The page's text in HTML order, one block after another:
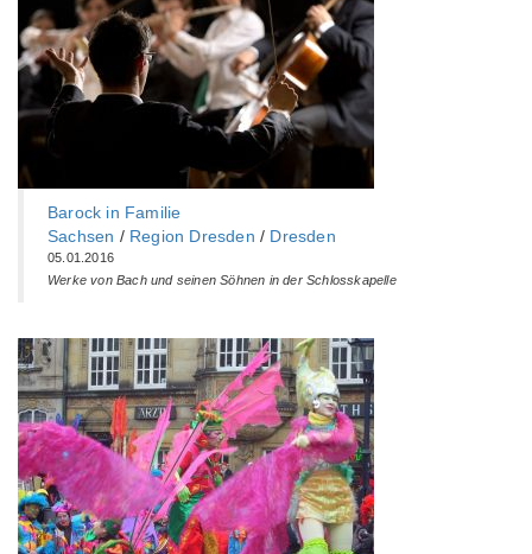
Barock in Familie
Sachsen / Region Dresden / Dresden
05.01.2016
Werke von Bach und seinen Söhnen in der Schlosskapelle